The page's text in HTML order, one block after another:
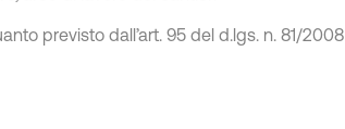
previsto dall’art. 95 del d.lgs. n. 81/2008